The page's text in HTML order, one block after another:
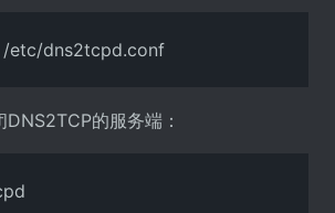
etc/dns2tcpd.conf
的服务端：